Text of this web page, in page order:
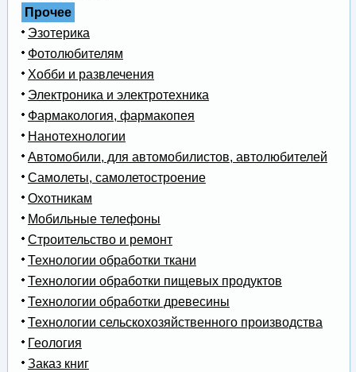
Прочее
Эзотерика
Фотолюбителям
Хобби и развлечения
Электроника и электротехника
Фармакология, фармакопея
Нанотехнологии
Автомобили, для автомобилистов, автолюбителей
Самолеты, самолетостроение
Охотникам
Мобильные телефоны
Строительство и ремонт
Технологии обработки ткани
Технологии обработки пищевых продуктов
Технологии обработки древесины
Технологии сельскохозяйственного производства
Геология
Заказ книг